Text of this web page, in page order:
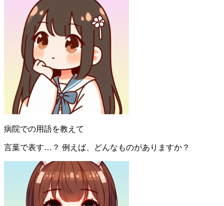
病院での用語を教えて
言葉で表す…？ 例えば、どんなものがありますか？